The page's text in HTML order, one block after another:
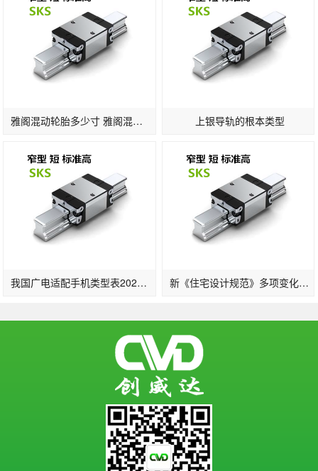
雅阁混动轮胎多少寸 雅阁混动版轮胎标准 上银导轨的根本类型
我国广电适配手机类型表2022一览：支撑的手机品牌及晋级时刻发布(2) 新《住宅设计规范》多项变化：2层及以上住宅设置电梯明确担架电梯尺寸…